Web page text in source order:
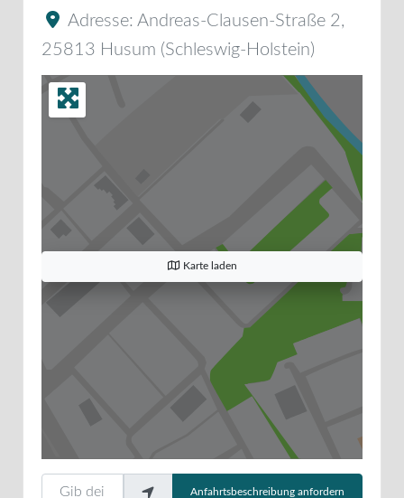
Adresse: Andreas-Clausen-Straße 2,
25813 Husum (Schleswig-Holstein)
Karte laden
Gib deinen Standort ein.
Anfahrtsbeschreibung anfordern